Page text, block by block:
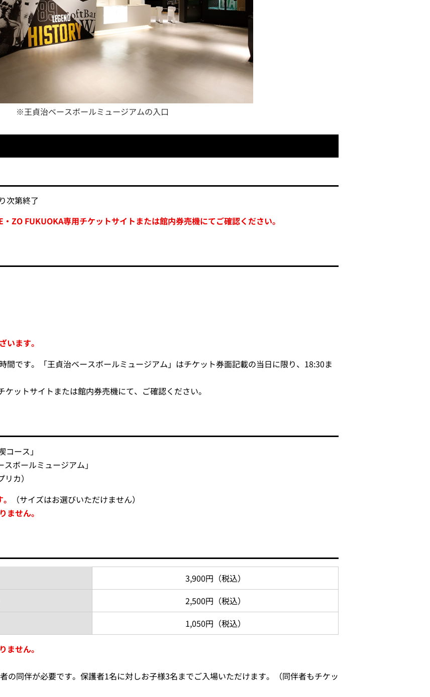
※王貞治ベースボールミュージアムの入口
次第終了
ZO FUKUOKA専用チケットサイトまたは館内券売機にてご確認ください。
ます。
間です。「王貞治ベースボールミュージアム」はチケット券面記載の当日に限り、18:30ま
ットサイトまたは館内券売機にて、ご確認ください。
ース」
ボールミュージアム」
カ）
（サイズはお選びいただけません）
ません。
3,900円（税込）
2,500円（税込）
1,050円（税込）
ません。
の同伴が必要です。保護者1名に対しお子様3名までご入場いただけます。（同伴者もチケッ